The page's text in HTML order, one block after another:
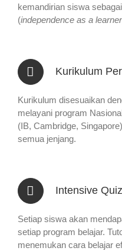
kemandirian siswa
(independence as a learner
Kurikulum
Kurikulum disesuaikan
melayani program
(IB, Cambridge,
semua jenjang.
Intensive Quiz
Setiap siswa akan
setiap program belajar.
menemukan cara belajar